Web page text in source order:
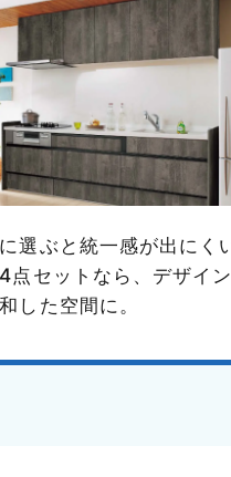
選ぶと統一感が出にく
点セットなら、デザイ
した空間に。